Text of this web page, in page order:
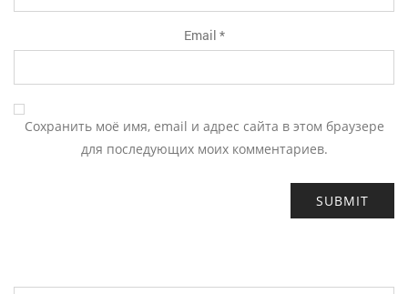
Email *
Сохранить моё имя, email и адрес сайта в этом браузере
для последующих моих комментариев.